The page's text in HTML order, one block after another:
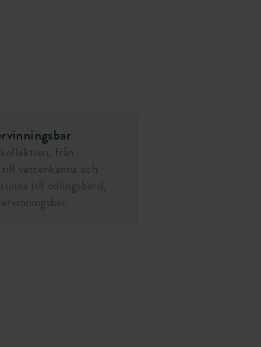
från
vattenkanna och
till odlingsbord,